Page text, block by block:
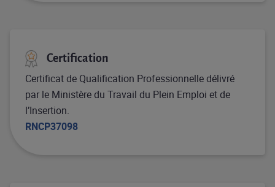
Certification
Certificat de Qualification Professionnelle délivré
par le Ministère du Travail du Plein Emploi et de
l’Insertion.
RNCP37098